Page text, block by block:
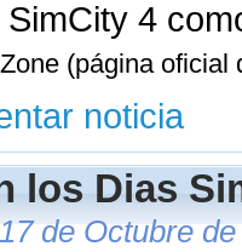
4
(página
noticia
los Dias
de Octubre